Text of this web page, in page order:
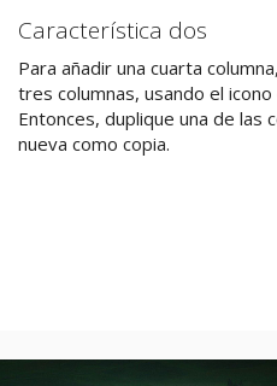
Característica dos
Para añadir una cuarta
tres columnas, usando el
Entonces, duplique una de las
nueva como copia.